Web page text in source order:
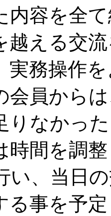
内容を全
越える交
実務操作
会員から
りなかっ
時間を調
い、当日
る事を予